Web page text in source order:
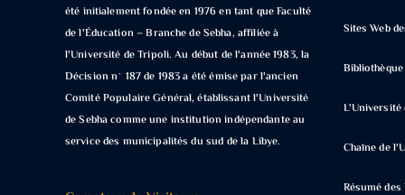
été initialement fondée en 1976 en tant que Faculté
de l'Éducation – Branche de Sebha, affiliée à
l'Université de Tripoli. Au début de l'année 1983, la
Décision n° 187 de 1983 a été émise par l'ancien
Comité Populaire Général, établissant l'Université
de Sebha comme une institution indépendante au
service des municipalités du sud de la Libye.
Sites Web
L'Université
Chaîne de
Résumé